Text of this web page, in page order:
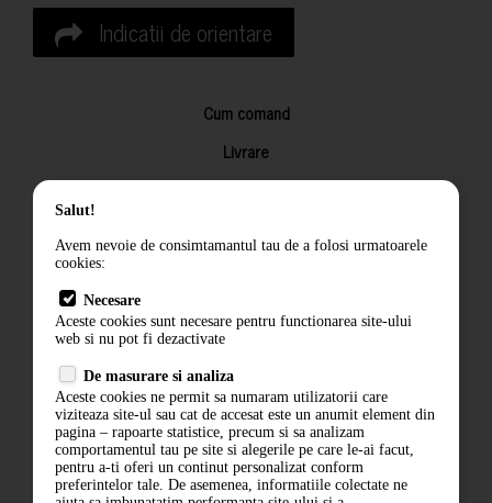
Indicatii de orientare
Cum comand
Livrare
Returnarea produselor
Termeni si conditii
Politica de confidentialitate
ANPC
Salut!
Avem nevoie de consimtamantul tau de a folosi urmatoarele
cookies:
Necesare
Aceste cookies sunt necesare pentru functionarea site-ului
web si nu pot fi dezactivate
De masurare si analiza
Aceste cookies ne permit sa numaram utilizatorii care
viziteaza site-ul sau cat de accesat este un anumit element din
pagina – rapoarte statistice, precum si sa analizam
comportamentul tau pe site si alegerile pe care le-ai facut,
pentru a-ti oferi un continut personalizat conform
preferintelor tale. De asemenea, informatiile colectate ne